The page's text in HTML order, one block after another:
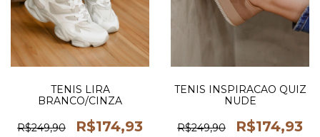
TENIS LIRA
BRANCO/CINZA
R$249,90 R$174,93
TENIS INSPIRACAO QUIZ
NUDE
R$249,90 R$174,93